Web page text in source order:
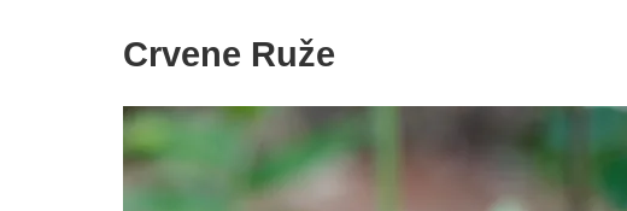
Crvene Ruže